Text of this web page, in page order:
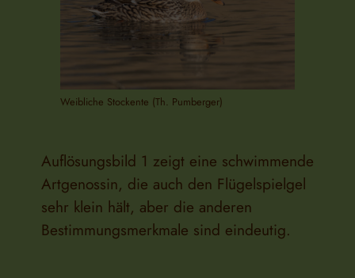
Weibliche Stockente (Th. Pumberger)
Auflösungsbild 1 zeigt eine schwimmende
Artgenossin, die auch den Flügelspielgel
sehr klein hält, aber die anderen
Bestimmungsmerkmale sind eindeutig.